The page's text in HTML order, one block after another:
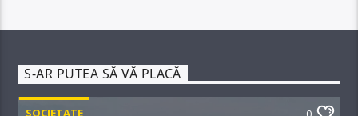
S-AR PUTEA SĂ VĂ PLACĂ
SOCIETATE